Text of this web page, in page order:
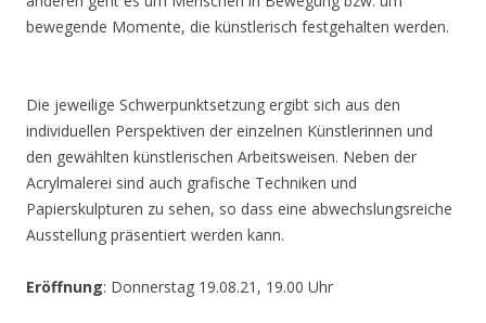
bewegende Momente, die künstlerisch festgehalten werden.
Die jeweilige Schwerpunktsetzung ergibt sich aus den
individuellen Perspektiven der einzelnen Künstlerinnen und
den gewählten künstlerischen Arbeitsweisen. Neben der
Acrylmalerei sind auch grafische Techniken und
Papierskulpturen zu sehen, so dass eine abwechslungsreiche
Ausstellung präsentiert werden kann.
Eröffnung: Donnerstag 19.08.21, 19.00 Uhr